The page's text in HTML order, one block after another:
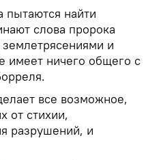
пытаются найти
слова пророка
и
имеет ничего общего с
все возможное,
от стихии,
разрушений, и